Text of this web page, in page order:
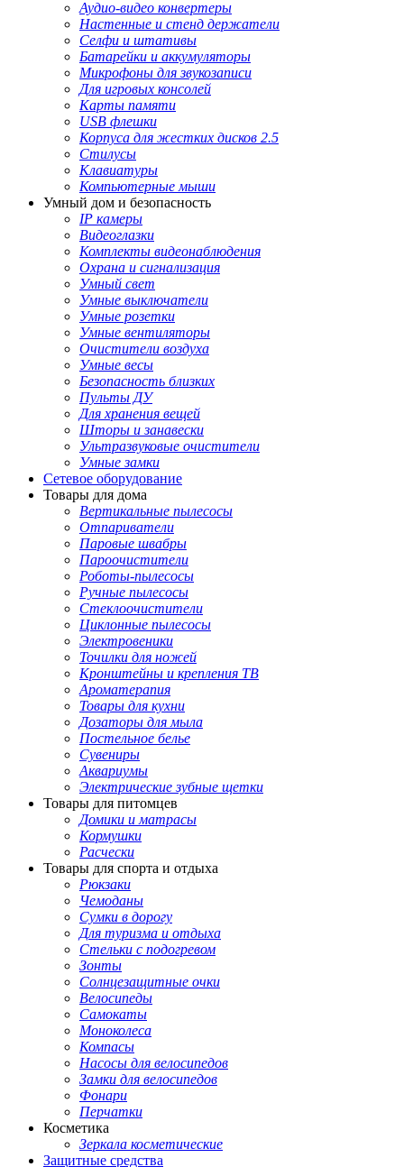
Аудио-видео конвертеры
Настенные и стенд держатели
Селфи и штативы
Батарейки и аккумуляторы
Микрофоны для звукозаписи
Для игровых консолей
Карты памяти
USB флешки
Корпуса для жестких дисков 2.5
Стилусы
Клавиатуры
Компьютерные мыши
Умный дом и безопасность
IP камеры
Видеоглазки
Комплекты видеонаблюдения
Охрана и сигнализация
Умный свет
Умные выключатели
Умные розетки
Умные вентиляторы
Очистители воздуха
Умные весы
Безопасность близких
Пульты ДУ
Для хранения вещей
Шторы и занавески
Ультразвуковые очистители
Умные замки
Сетевое оборудование
Товары для дома
Вертикальные пылесосы
Отпариватели
Паровые швабры
Пароочистители
Роботы-пылесосы
Ручные пылесосы
Стеклоочистители
Циклонные пылесосы
Электровеники
Точилки для ножей
Кронштейны и крепления ТВ
Ароматерапия
Товары для кухни
Дозаторы для мыла
Постельное белье
Сувениры
Аквариумы
Электрические зубные щетки
Товары для питомцев
Домики и матрасы
Кормушки
Расчески
Товары для спорта и отдыха
Рюкзаки
Чемоданы
Сумки в дорогу
Для туризма и отдыха
Стельки с подогревом
Зонты
Солнцезащитные очки
Велосипеды
Самокаты
Моноколеса
Компасы
Насосы для велосипедов
Замки для велосипедов
Фонари
Перчатки
Косметика
Зеркала косметические
Защитные средства